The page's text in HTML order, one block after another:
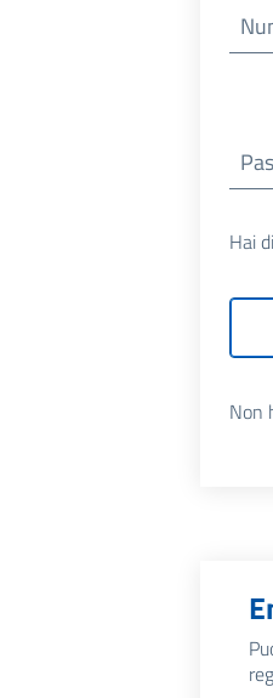
Hai
Non